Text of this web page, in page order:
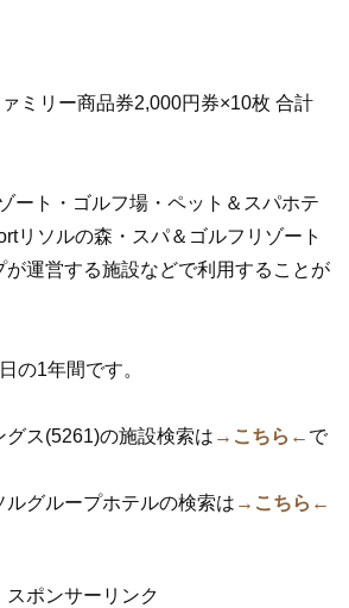
ミリー商品券2,000円券×10枚 合計
ート・ゴルフ場・ペット＆スパホテ
リソルの森・スパ＆ゴルフリゾート
が運営する施設などで利用することが
の1年間です。
グス(5261)の施設検索は →こちら← で
グループホテルの検索は →こちら←
スポンサーリンク